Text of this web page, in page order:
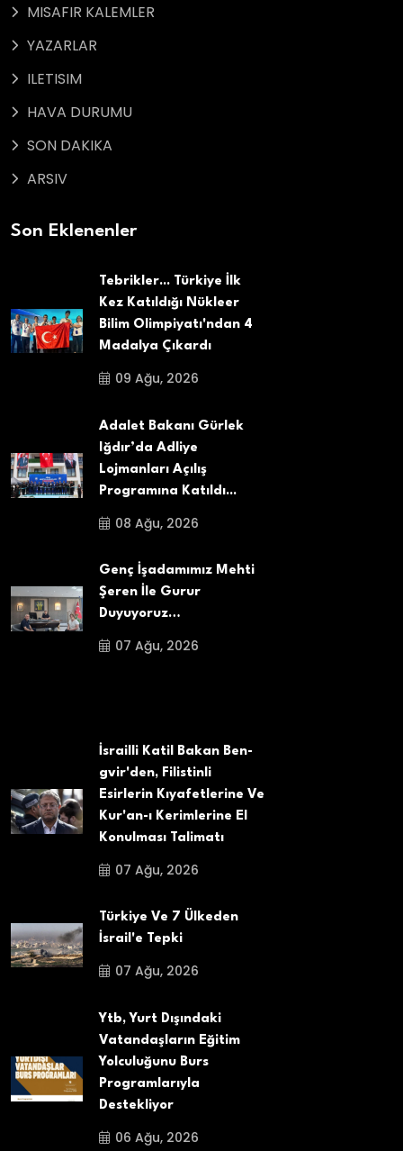
MISAFIR KALEMLER
YAZARLAR
ILETISIM
HAVA DURUMU
SON DAKIKA
ARSIV
Son Eklenenler
Tebrikler... Türkiye İlk
Kez Katıldığı Nükleer
Bilim Olimpiyatı'ndan 4
Madalya Çıkardı
09 Ağu, 2026
Adalet Bakanı Gürlek
Iğdır’da Adliye
Lojmanları Açılış
Programına Katıldı...
08 Ağu, 2026
Genç İşadamımız Mehti
Şeren İle Gurur
Duyuyoruz…
07 Ağu, 2026
İsrailli Katil Bakan Ben-
gvir'den, Filistinli
Esirlerin Kıyafetlerine Ve
Kur'an-ı Kerimlerine El
Konulması Talimatı
07 Ağu, 2026
Türkiye Ve 7 Ülkeden
İsrail'e Tepki
07 Ağu, 2026
Ytb, Yurt Dışındaki
Vatandaşların Eğitim
Yolculuğunu Burs
Programlarıyla
Destekliyor
06 Ağu, 2026